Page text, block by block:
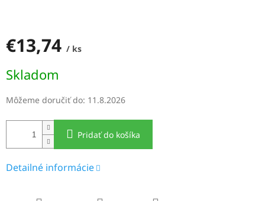
€13,74 / ks
cena:
Skladom
Môžeme doručiť do: 11.8.2026
Pridať do košíka
Detailné informácie